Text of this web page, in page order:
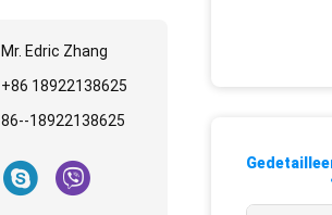
Mr. Edric Zhang
+86 18922138625
86--18922138625